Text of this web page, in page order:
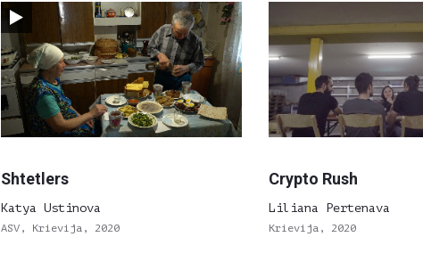
Shtetlers
Katya Ustinova
ASV, Krievija, 2020
Crypto Rush
Liliana Pertenava
Krievija, 2020